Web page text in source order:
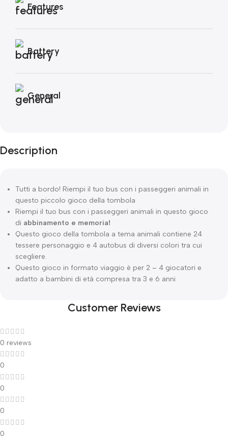
Features
Battery
General
Description
Tutti a bordo! Riempi il tuo bus con i passeggeri animali in
questo piccolo gioco della tombola
Riempi il tuo bus con i passeggeri animali in questo gioco
di abbinamento e memoria!
Questo gioco della tombola a tema animali contiene 24
tessere personaggio e 4 autobus di diversi colori tra cui
scegliere.
Questo gioco in formato viaggio è per 2 – 4 giocatori e
adatto a bambini di età compresa tra 3 e 6 anni
Customer Reviews
0 reviews
0
0
0
0